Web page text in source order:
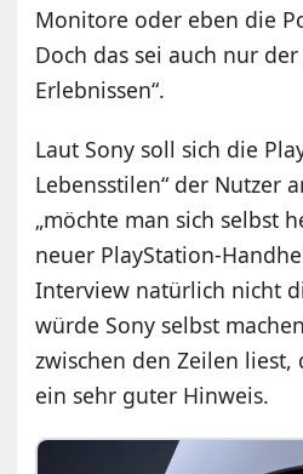
Monitore oder eben die
Doch das sei auch nur
Erlebnissen“.
Laut Sony soll sich die
Lebensstilen“ der Nutzer
„möchte man sich selbst
neuer PlayStation-
Interview natürlich nicht
würde Sony selbst
zwischen den Zeilen liest,
ein sehr guter Hinweis.